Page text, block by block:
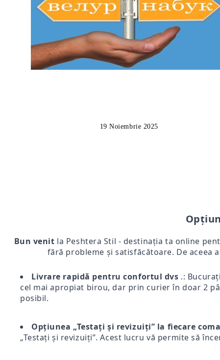
19 Noiembrie 2025
Bun venit la Peshtera Stil - destinația ta online
fără probleme și satisfăcătoare. De aceea
Livrare rapidă pentru confortul dvs .:
cel mai apropiat birou, dar prin curier în doar 2
posibil.
Opțiunea „Testați și revizuiți” la fiecare
„Testați și revizuiți”. Acest lucru vă permite să